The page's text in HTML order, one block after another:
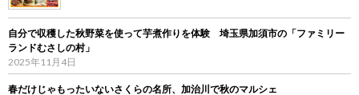
自分で収穫した秋野菜を使って芋煮作りを体験 埼玉県加須市の「ファミリー
ランドむさしの村」
2025年11月4日
春だけじゃもったいないさくらの名所、加治川で秋のマルシェ